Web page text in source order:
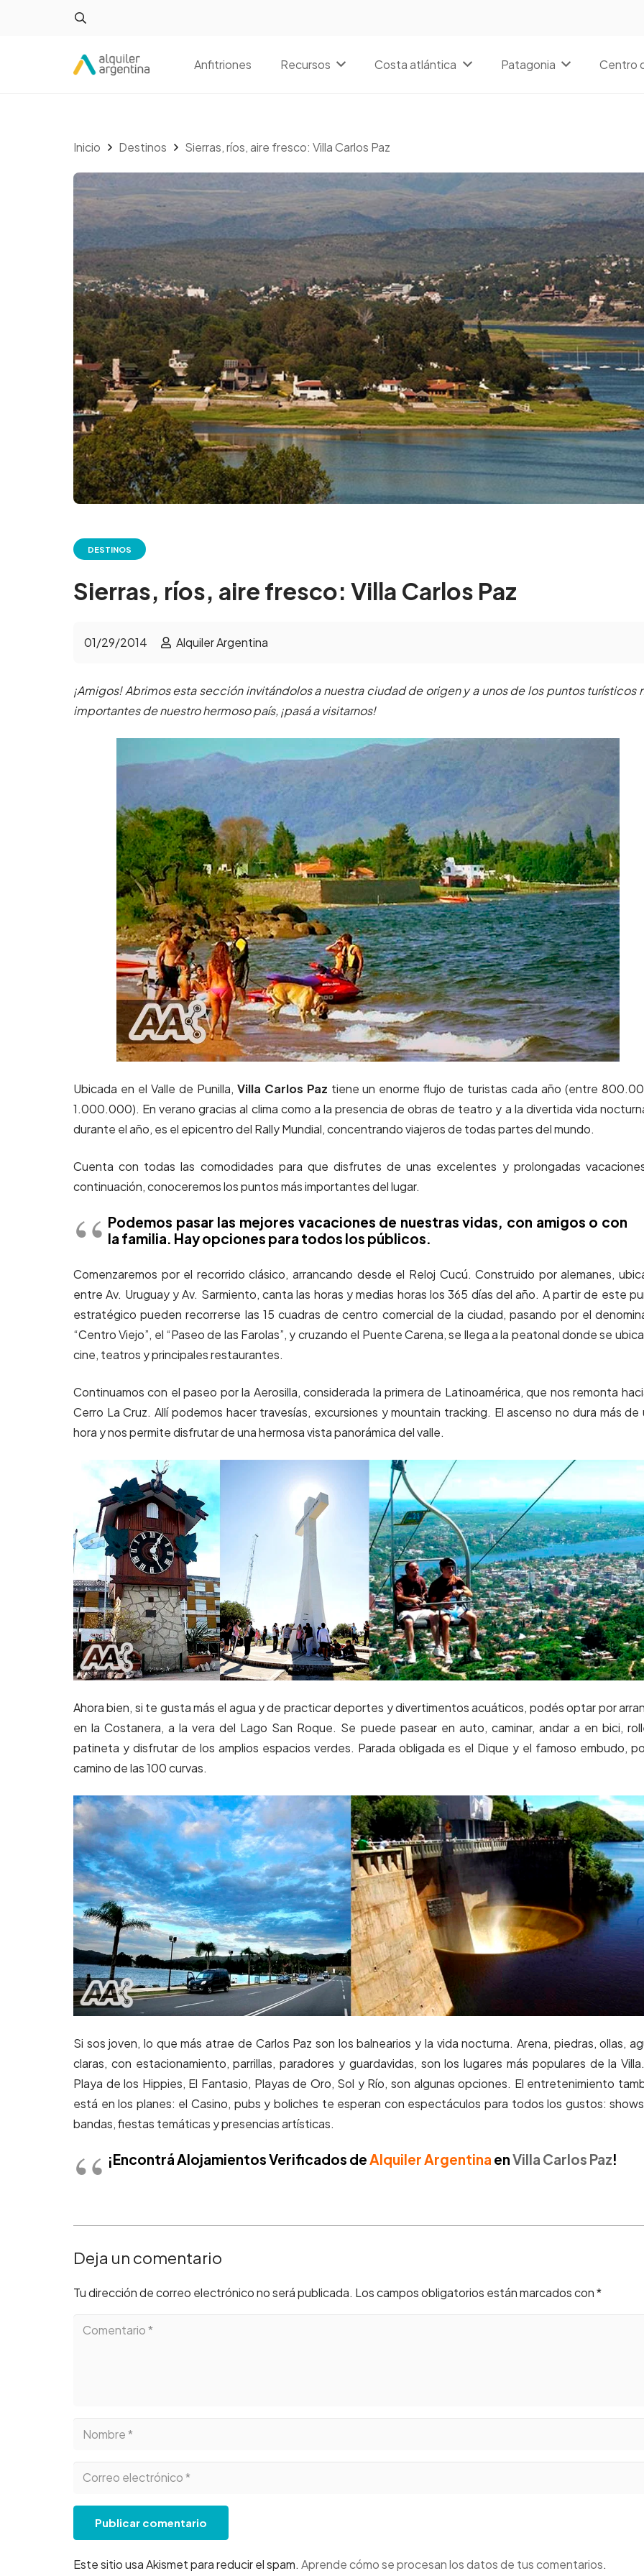
Anfitriones Recursos Costa atlántica Patagonia Centro
Inicio Destinos Sierras, ríos, aire fresco: Villa Carlos Paz
DESTINOS
Sierras, ríos, aire fresco: Villa Carlos Paz
01/29/2014 Alquiler Argentina
¡Amigos! Abrimos esta sección invitándolos a nuestra ciudad de origen y a unos de los puntos turísticos
importantes de nuestro hermoso país, ¡pasá a visitarnos!
Ubicada en el Valle de Punilla, Villa Carlos Paz tiene un enorme flujo de turistas cada año (entre
1.000.000). En verano gracias al clima como a la presencia de obras de teatro y a la divertida vida
durante el año, es el epicentro del Rally Mundial, concentrando viajeros de todas partes del mundo.
Cuenta con todas las comodidades para que disfrutes de unas excelentes y prolongadas
continuación, conoceremos los puntos más importantes del lugar.
Podemos pasar las mejores vacaciones de nuestras vidas, con amigos o con
la familia. Hay opciones para todos los públicos.
Comenzaremos por el recorrido clásico, arrancando desde el Reloj Cucú. Construido por alemanes,
entre Av. Uruguay y Av. Sarmiento, canta las horas y medias horas los 365 días del año. A partir de este
estratégico pueden recorrerse las 15 cuadras de centro comercial de la ciudad, pasando por el
“Centro Viejo”, el “Paseo de las Farolas”, y cruzando el Puente Carena, se llega a la peatonal donde se
cine, teatros y principales restaurantes.
Continuamos con el paseo por la Aerosilla, considerada la primera de Latinoamérica, que nos remonta
Cerro La Cruz. Allí podemos hacer travesías, excursiones y mountain tracking. El ascenso no dura más de
hora y nos permite disfrutar de una hermosa vista panorámica del valle.
Ahora bien, si te gusta más el agua y de practicar deportes y divertimentos acuáticos, podés optar por
en la Costanera, a la vera del Lago San Roque. Se puede pasear en auto, caminar, andar a en bici,
patineta y disfrutar de los amplios espacios verdes. Parada obligada es el Dique y el famoso embudo,
camino de las 100 curvas.
Si sos joven, lo que más atrae de Carlos Paz son los balnearios y la vida nocturna. Arena, piedras, ollas,
claras, con estacionamiento, parrillas, paradores y guardavidas, son los lugares más populares de la
Playa de los Hippies, El Fantasio, Playas de Oro, Sol y Río, son algunas opciones. El entretenimiento
está en los planes: el Casino, pubs y boliches te esperan con espectáculos para todos los gustos:
bandas, fiestas temáticas y presencias artísticas.
¡Encontrá Alojamientos Verificados deAlquiler Argentina enVilla Carlos Paz!
Deja un comentario
Tu dirección de correo electrónico no será publicada. Los campos obligatorios están marcados con*
Publicar comentario
Este sitio usa Akismet para reducir el spam. Aprende cómo se procesan los datos de tus comentarios.